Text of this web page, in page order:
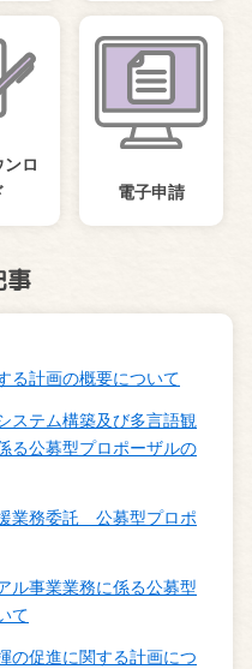
ロ
電子申請
事
る計画の概要について
ステム構築及び多言語観
る公募型プロポーザルの
業務委託 公募型プロポ
ル事業業務に係る公募型
て
の促進に関する計画につ